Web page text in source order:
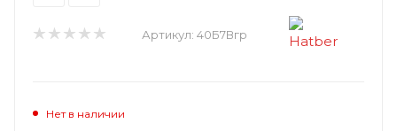
Артикул: 40Б7Вгр
Нет в наличии